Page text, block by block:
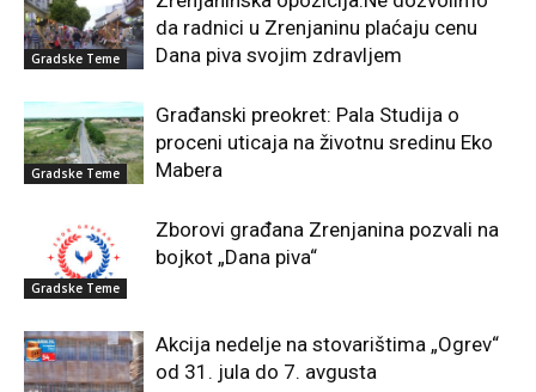
Gradske Teme
da radnici u Zrenjaninu plaćaju cenu
Dana piva svojim zdravljem
Gradske Teme
Građanski preokret: Pala Studija o
proceni uticaja na životnu sredinu Eko
Mabera
Gradske Teme
Zborovi građana Zrenjanina pozvali na
bojkot „Dana piva“
Akcija nedelje na stovarištima „Ogrev“
od 31. jula do 7. avgusta